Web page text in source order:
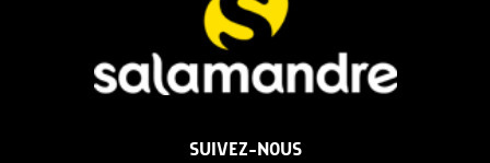
SUIVEZ-NOUS